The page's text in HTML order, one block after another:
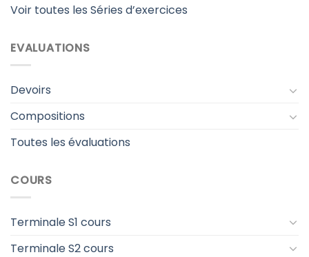
Voir toutes les Séries d’exercices
EVALUATIONS
Devoirs
Compositions
Toutes les évaluations
COURS
Terminale S1 cours
Terminale S2 cours